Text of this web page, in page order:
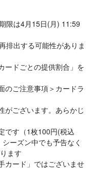
限は4月15日(月) 11:59
排出する可能性がありま
ードごとの提供割合」を
のご注意事項＞カードラ
がございます。あらかじ
です（1枚100円(税込
ーズン中でも予告なく
ます
カード」ではございませ